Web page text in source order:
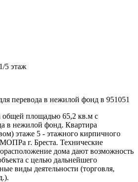
1/5 этаж
перевода в нежилой фонд в 951051
общей площадью 65,2 кв.м с
в нежилой фонд. Квартира
этаже 5 - этажного кирпичного
г. Бреста. Технические
дома дают возможность
с целью дальнейшего
виды деятельности (торговля,